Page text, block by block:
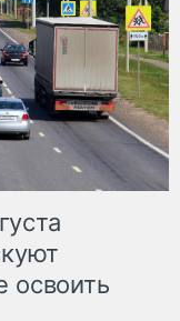
освоить